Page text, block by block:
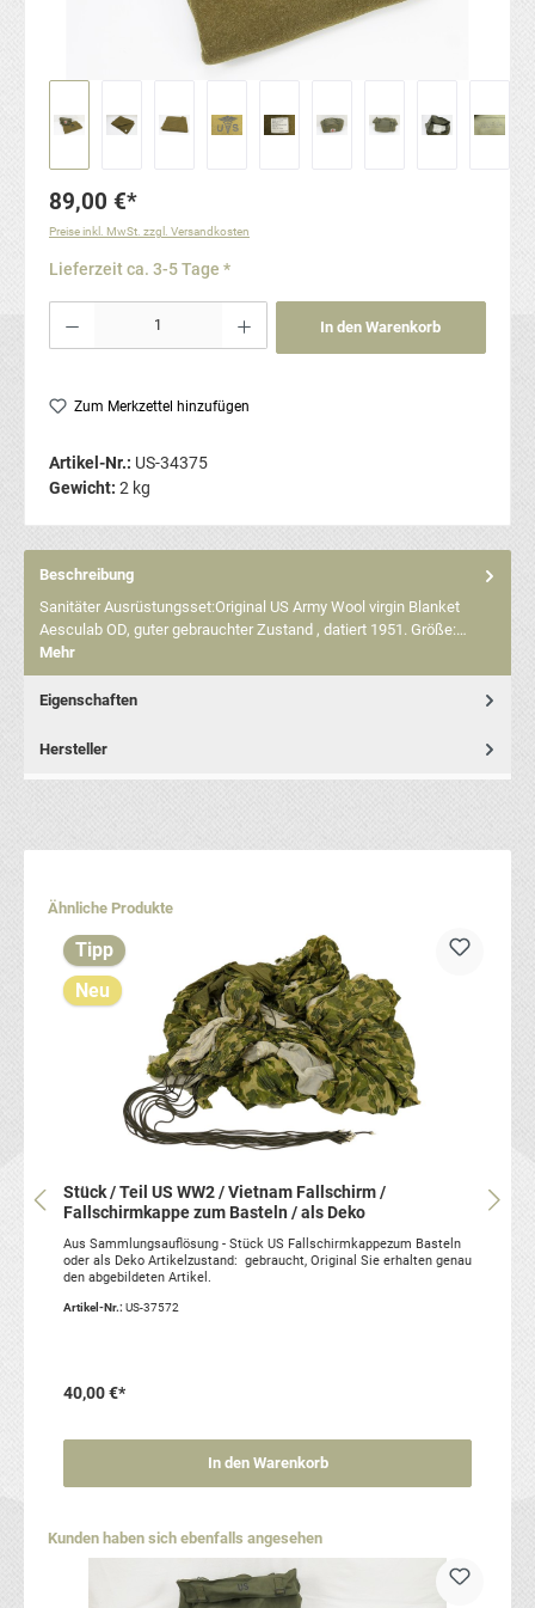
89,00 €*
Preise inkl. MwSt. zzgl. Versandkosten
Lieferzeit ca. 3-5 Tage *
In den Warenkorb
Zum Merkzettel hinzufügen
Artikel-Nr.: US-34375
Gewicht: 2 kg
Beschreibung
Sanitäter Ausrüstungsset:Original US Army Wool virgin Blanket
Aesculab OD, guter gebrauchter Zustand , datiert 1951. Größe:…
Mehr
Eigenschaften
Hersteller
Produktgalerie überspringen
Ähnliche Produkte
Tipp
Neu
Stück / Teil US WW2 / Vietnam Fallschirm /
Fallschirmkappe zum Basteln / als Deko
Aus Sammlungsauflösung - Stück US Fallschirmkappezum Basteln
oder als Deko Artikelzustand: gebraucht, Original Sie erhalten genau
den abgebildeten Artikel.
Artikel-Nr.: US-37572
40,00 €*
In den Warenkorb
Produktgalerie überspringen
Kunden haben sich ebenfalls angesehen